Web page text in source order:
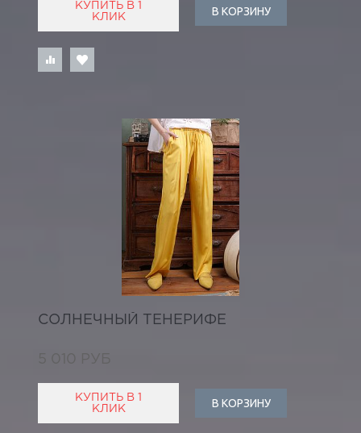
КУПИТЬ В 1
КЛИК
В КОРЗИНУ
СОЛНЕЧНЫЙ ТЕНЕРИФЕ
5 010 РУБ
КУПИТЬ В 1
КЛИК
В КОРЗИНУ